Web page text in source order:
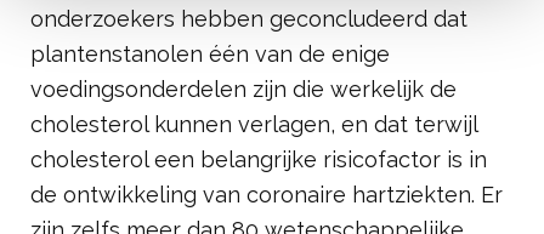
onderzoekers hebben geconcludeerd dat
plantenstanolen één van de enige
voedingsonderdelen zijn die werkelijk de
cholesterol kunnen verlagen, en dat terwijl
cholesterol een belangrijke risicofactor is in
de ontwikkeling van coronaire hartziekten. Er